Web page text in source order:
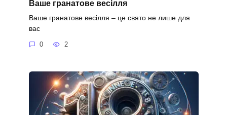
Ваше гранатове весілля
Ваше гранатове весілля – це свято не лише для
вас
0 2